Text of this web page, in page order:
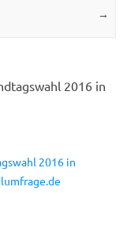
→
2016 in
2016 in